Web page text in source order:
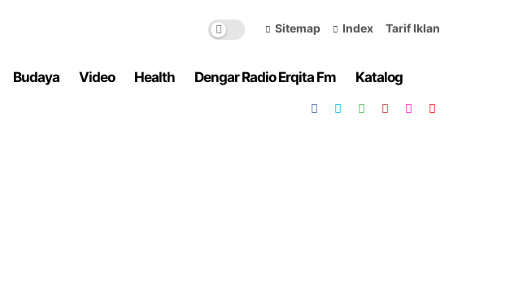
Sitemap Index Tarif Iklan
Budaya Video Health Dengar Radio Erqita Fm Katalog